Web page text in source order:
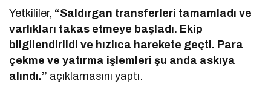
Yetkililer, “Saldırgan transferleri tamamladı ve
varlıkları takas etmeye başladı. Ekip
bilgilendirildi ve hızlıca harekete geçti. Para
çekme ve yatırma işlemleri şu anda askıya
alındı.” açıklamasını yaptı.